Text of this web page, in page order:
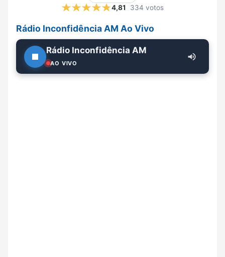
4,81
334 votos
Rádio Inconfidência AM Ao Vivo
Rádio Inconfidência AM
AO VIVO